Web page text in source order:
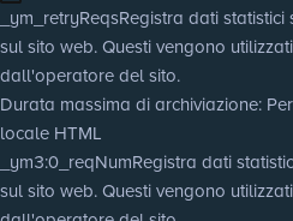
_ym_retryReqsRegistra dati
sul sito web. Questi vengono
dall'operatore del sito.
Durata massima di archiviazione:
locale HTML
_ym3:0_reqNumRegistra dati
sul sito web. Questi vengono